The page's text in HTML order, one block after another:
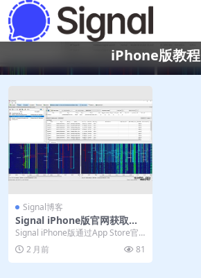
iPhone版教程
Signal博客
Signal iPhone版官网获取：A
pp Store下载与国区账号切换
技巧
Signal iPhone版通过App Store官
方渠道获取，采用端到端加密与...
2 月前 81